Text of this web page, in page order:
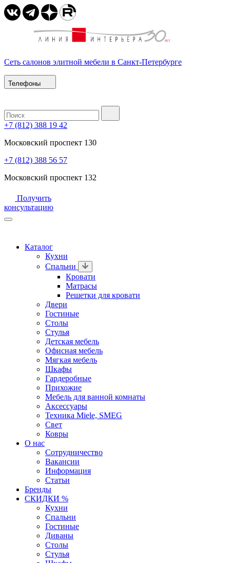
Сеть салонов элитной мебели в Санкт-Петербурге
Телефоны
+7 (812) 388 19 42
Московский проспект 130
+7 (812) 388 56 57
Московский проспект 132
Получить
консультацию
Каталог
Кухни
Спальни
Кровати
Матрасы
Решетки для кровати
Двери
Гостиные
Столы
Стулья
Детская мебель
Офисная мебель
Мягкая мебель
Шкафы
Гардеробные
Прихожие
Мебель для ванной комнаты
Аксессуары
Техника Miele, SMEG
Свет
Ковры
О нас
Сотрудничество
Вакансии
Информация
Статьи
Бренды
СКИДКИ %
Кухни
Спальни
Гостиные
Диваны
Столы
Стулья